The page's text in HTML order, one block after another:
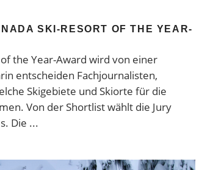
SKI-RESORT OF THE YEAR-
of the Year-Award wird von einer
entscheiden Fachjournalisten,
Skigebiete und Skiorte für die
Von der Shortlist wählt die Jury
Die